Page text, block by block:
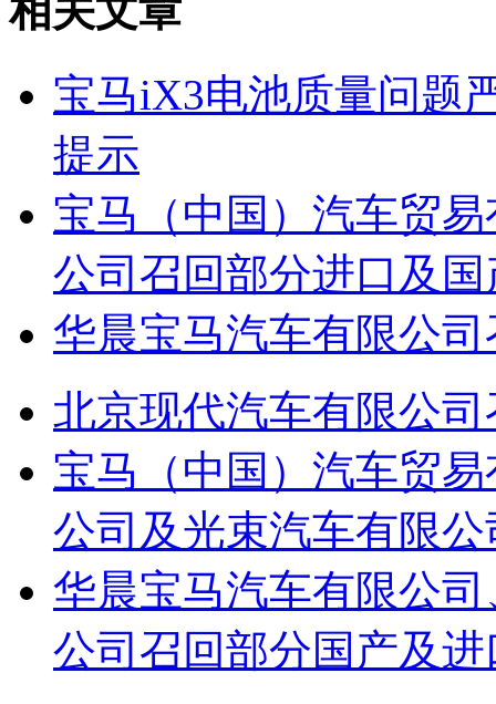
相关文章
宝马iX3电池质量问题
提示
宝马（中国）汽车贸
公司召回部分进口及
华晨宝马汽车有限公
北京现代汽车有限公
宝马（中国）汽车贸
公司及光束汽车有限
华晨宝马汽车有限公
公司召回部分国产及